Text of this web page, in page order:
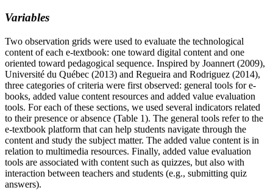
Variables
Two observation grids were used to evaluate the technological
content of each e-textbook: one toward digital content and one
oriented toward pedagogical sequence. Inspired by Joannert (2009),
Université du Québec (2013) and Regueira and Rodriguez (2014),
three categories of criteria were first observed: general tools for e-
books, added value content resources and added value evaluation
tools. For each of these sections, we used several indicators related
to their presence or absence (Table 1). The general tools refer to the
e-textbook platform that can help students navigate through the
content and study the subject matter. The added value content is in
relation to multimedia resources. Finally, added value evaluation
tools are associated with content such as quizzes, but also with
interaction between teachers and students (e.g., submitting quiz
answers).